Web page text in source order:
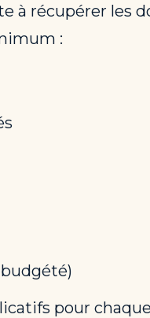
à récupérer les
:
pour